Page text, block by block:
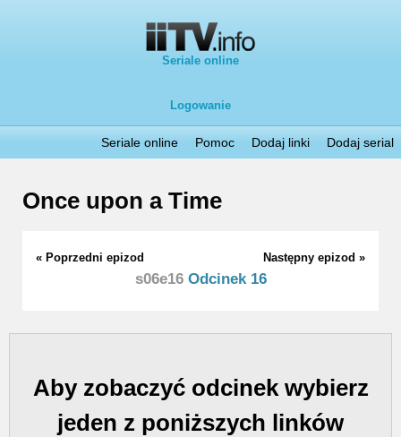
Seriale online
Logowanie
Seriale online Pomoc Dodaj linki Dodaj serial
Once upon a Time
« Poprzedni epizod Następny epizod »
s06e16Odcinek 16
Aby zobaczyć odcinek wybierz
jeden z poniższych linków